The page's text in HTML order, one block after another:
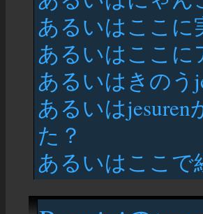
あるいはここに
あるいはここに
あるいはきのう
あるいは
た？
あるいはここで